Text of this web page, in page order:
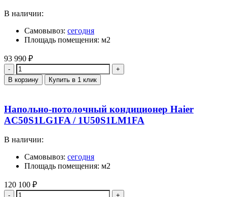
В наличии:
Самовывоз: сегодня
Площадь помещения: м2
93 990 ₽
Количество
В корзину Купить в 1 клик
Напольно-потолочный кондиционер Haier
AC50S1LG1FA / 1U50S1LM1FA
В наличии:
Самовывоз: сегодня
Площадь помещения: м2
120 100 ₽
Количество